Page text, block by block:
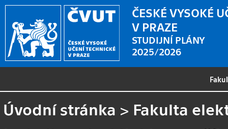
ČESKÉ VYSOKÉ
V PRAZE
STUDIJNÍ PLÁNY
2025/2026
Úvodní stránka > Fakulta